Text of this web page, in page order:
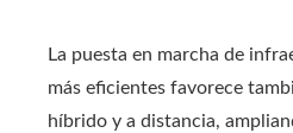
La puesta en marcha de
más eficientes favorece
híbrido y a distancia,